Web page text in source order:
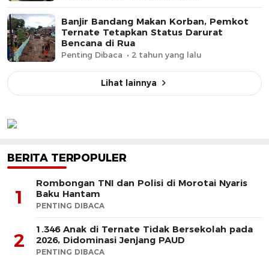
Banjir Bandang Makan Korban, Pemkot
Ternate Tetapkan Status Darurat
Bencana di Rua
Penting Dibaca 2 tahun yang lalu
Lihat lainnya
BERITA TERPOPULER
1
Rombongan TNI dan Polisi di Morotai Nyaris
Baku Hantam
PENTING DIBACA
2
1.346 Anak di Ternate Tidak Bersekolah pada
2026, Didominasi Jenjang PAUD
PENTING DIBACA